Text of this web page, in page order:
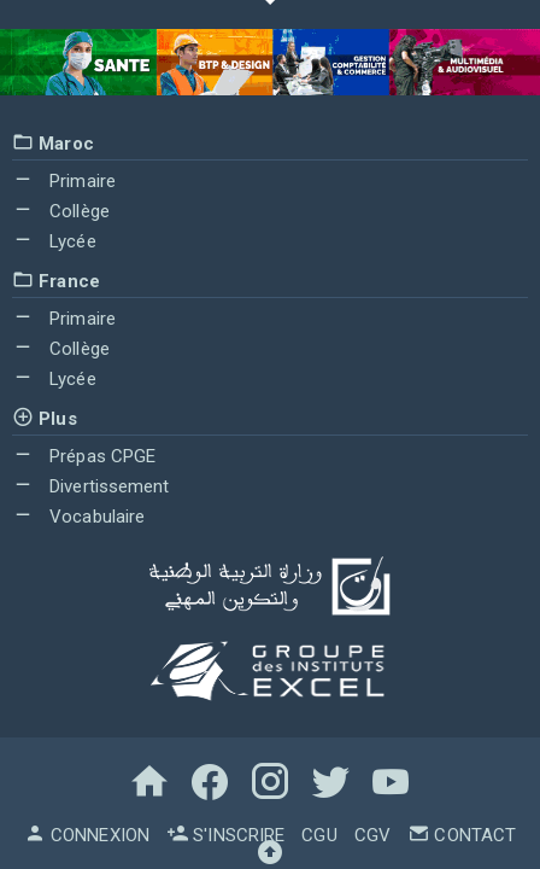
Maroc
Primaire
Collège
Lycée
France
Primaire
Collège
Lycée
Plus
Prépas CPGE
Divertissement
Vocabulaire
CONNEXION S'INSCRIRE CGU CGV CONTACT